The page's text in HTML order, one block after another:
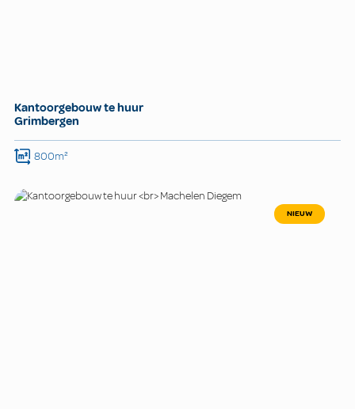
Kantoorgebouw te huur
Grimbergen
800m²
NIEUW